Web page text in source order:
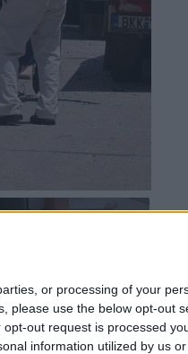
or processing of your
please use the below opt-out
out request is processed
information utilized by us